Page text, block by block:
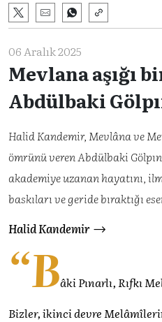
06 Aralık 2025
Mevlana aşığı
Abdülbaki
Halid Kandemir, Mevlâna ve
ömrünü veren Abdülbaki
akademiye uzanan hayatını,
baskıları ve geride bıraktığı
Halid Kandemir
“Bâki Pınarlı, Rıfkı
Bizler, ikinci devre